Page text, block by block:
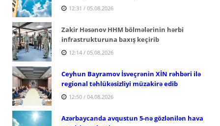
12:31 / 05.08.2026
Zakir Həsənov HHM bölmələrinin hərbi
infrastrukturuna baxış keçirib
12:14 / 05.08.2026
Ceyhun Bayramov İsveçrənin XİN rəhbəri ilə
regional təhlükəsizliyi müzakirə edib
12:50 / 04.08.2026
Azərbaycanda avqustun 5-nə gözlənilən hava